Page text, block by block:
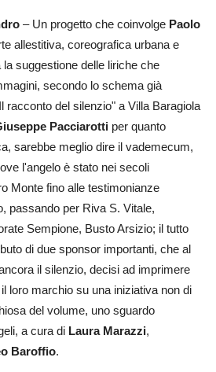
– Un progetto che coinvolge Paolo
allestitiva, coreografica urbana e
suggestione delle liriche che
secondo lo schema già
racconto del silenzio" a Villa Baragiola
Pacciarotti per quanto
sarebbe meglio dire il vademecum,
l'angelo è stato nei secoli
Monte fino alle testimonianze
passando per Riva S. Vitale,
Sempione, Busto Arsizio; il tutto
di due sponsor importanti, che al
il silenzio, decisi ad imprimere
loro marchio su una iniziativa non di
del volume, uno sguardo
a cura di Laura Marazzi,
Baroffio.